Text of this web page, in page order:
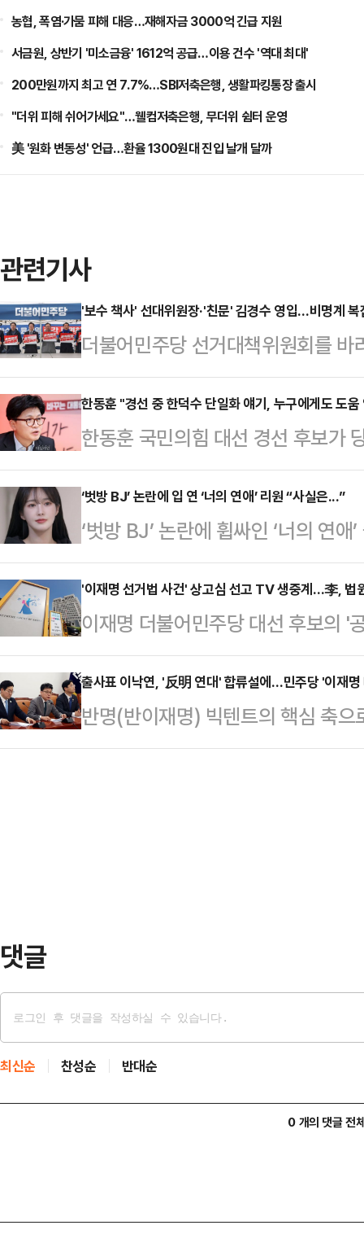
농협, 폭염·가뭄 피해 대응…재해자금 3000억 긴급 지원
서금원, 상반기 '미소금융' 1612억 공급…이용 건수 '역대 최대'
200만원까지 최고 연 7.7%…SBI저축은행, 생활파킹통장 출시
"더위 피해 쉬어가세요"…웰컴저축은행, 무더위 쉼터 운영
美 '원화 변동성' 언급…환율 1300원대 진입 날개 달까
관련기사
'보수 책사' 선대위원장·'친문' 김경수 영입…비명계
더불어민주당 선거대책위원회를
파와 정치적 배경을 가리지 않고 인
장'에 초점을 두고 선대위를 구성했
환경부 장관과 노무현 정부 초대 법
머드급 공동총괄선대위원장'이 구
'당내 통합'이다. 과거 사례가 증명
가기는 어렵다. 일부 비명계 인사들
있는 열쇠가 부족하…
한동훈 "경선 중 한덕수 단일화 얘기, 누구에게도 도움
한동훈 국민의힘 대선 경선 후보가
행 국무총리와의 단일화론에 대해
사람과의 단일화까지 구체적으로
"경선 진행 과정에서 얘기가 나오
말했다.한동훈 후보는 30일 CBS
구와도 대화할 것이고 누구와도 힘
국은 보수의 중심에서 당원과 국민
으로 논의해 나갈 …
‘벗방 BJ’ 논란에 입 연 ‘너의 연애’ 리원 “사실은...”
‘벗방 BJ’ 논란에 휩싸인 ‘너의 연
리원은 자신의 소셜미디어(SNS)
년, 2021년 11월부터 2022년 3월
지 약 7개월, 총 3년간 사적인 콘텐
활동을 인정했다.이어 “방송 활동
만남은 스킨십 없이 건전한 식사자
개인 사정과는 상관없이 이러한 과
'이재명 선거법 사건' 상고심 선고 TV 생중계…李, 법
이재명 더불어민주당 대선 후보의 '
고심 선고가 TV로 생중계된다.30
사건 상고심의 TV 생중계를 허가
정에서 열리는 선고는 TV와 대법
보는 법정에 출석하지 않는다. 대법
출사표 이낙연, '反明 연대' 합류설에…민주당 '이재명
반명(반이재명) 빅텐트의 핵심 축
이 6·3 조기 대선 출마를 공식화했
댓글
최신순 찬성순 반대순
0 개의 댓글 전